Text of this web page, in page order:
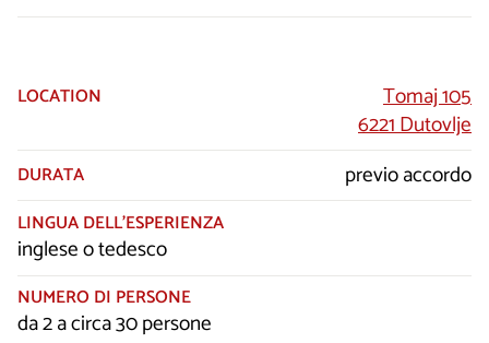
LOCATION
Tomaj 105
6221 Dutovlje
DURATA previo accordo
LINGUA DELL’ESPERIENZA
inglese o tedesco
NUMERO DI PERSONE
da 2 a circa 30 persone